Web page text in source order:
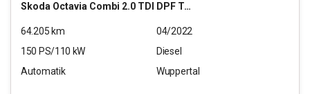
Skoda Octavia Combi 2.0 TDI DPF Tour OPF( EURO 6d)
64.205 km
04/2022
150 PS/110 kW
Diesel
Automatik
Wuppertal